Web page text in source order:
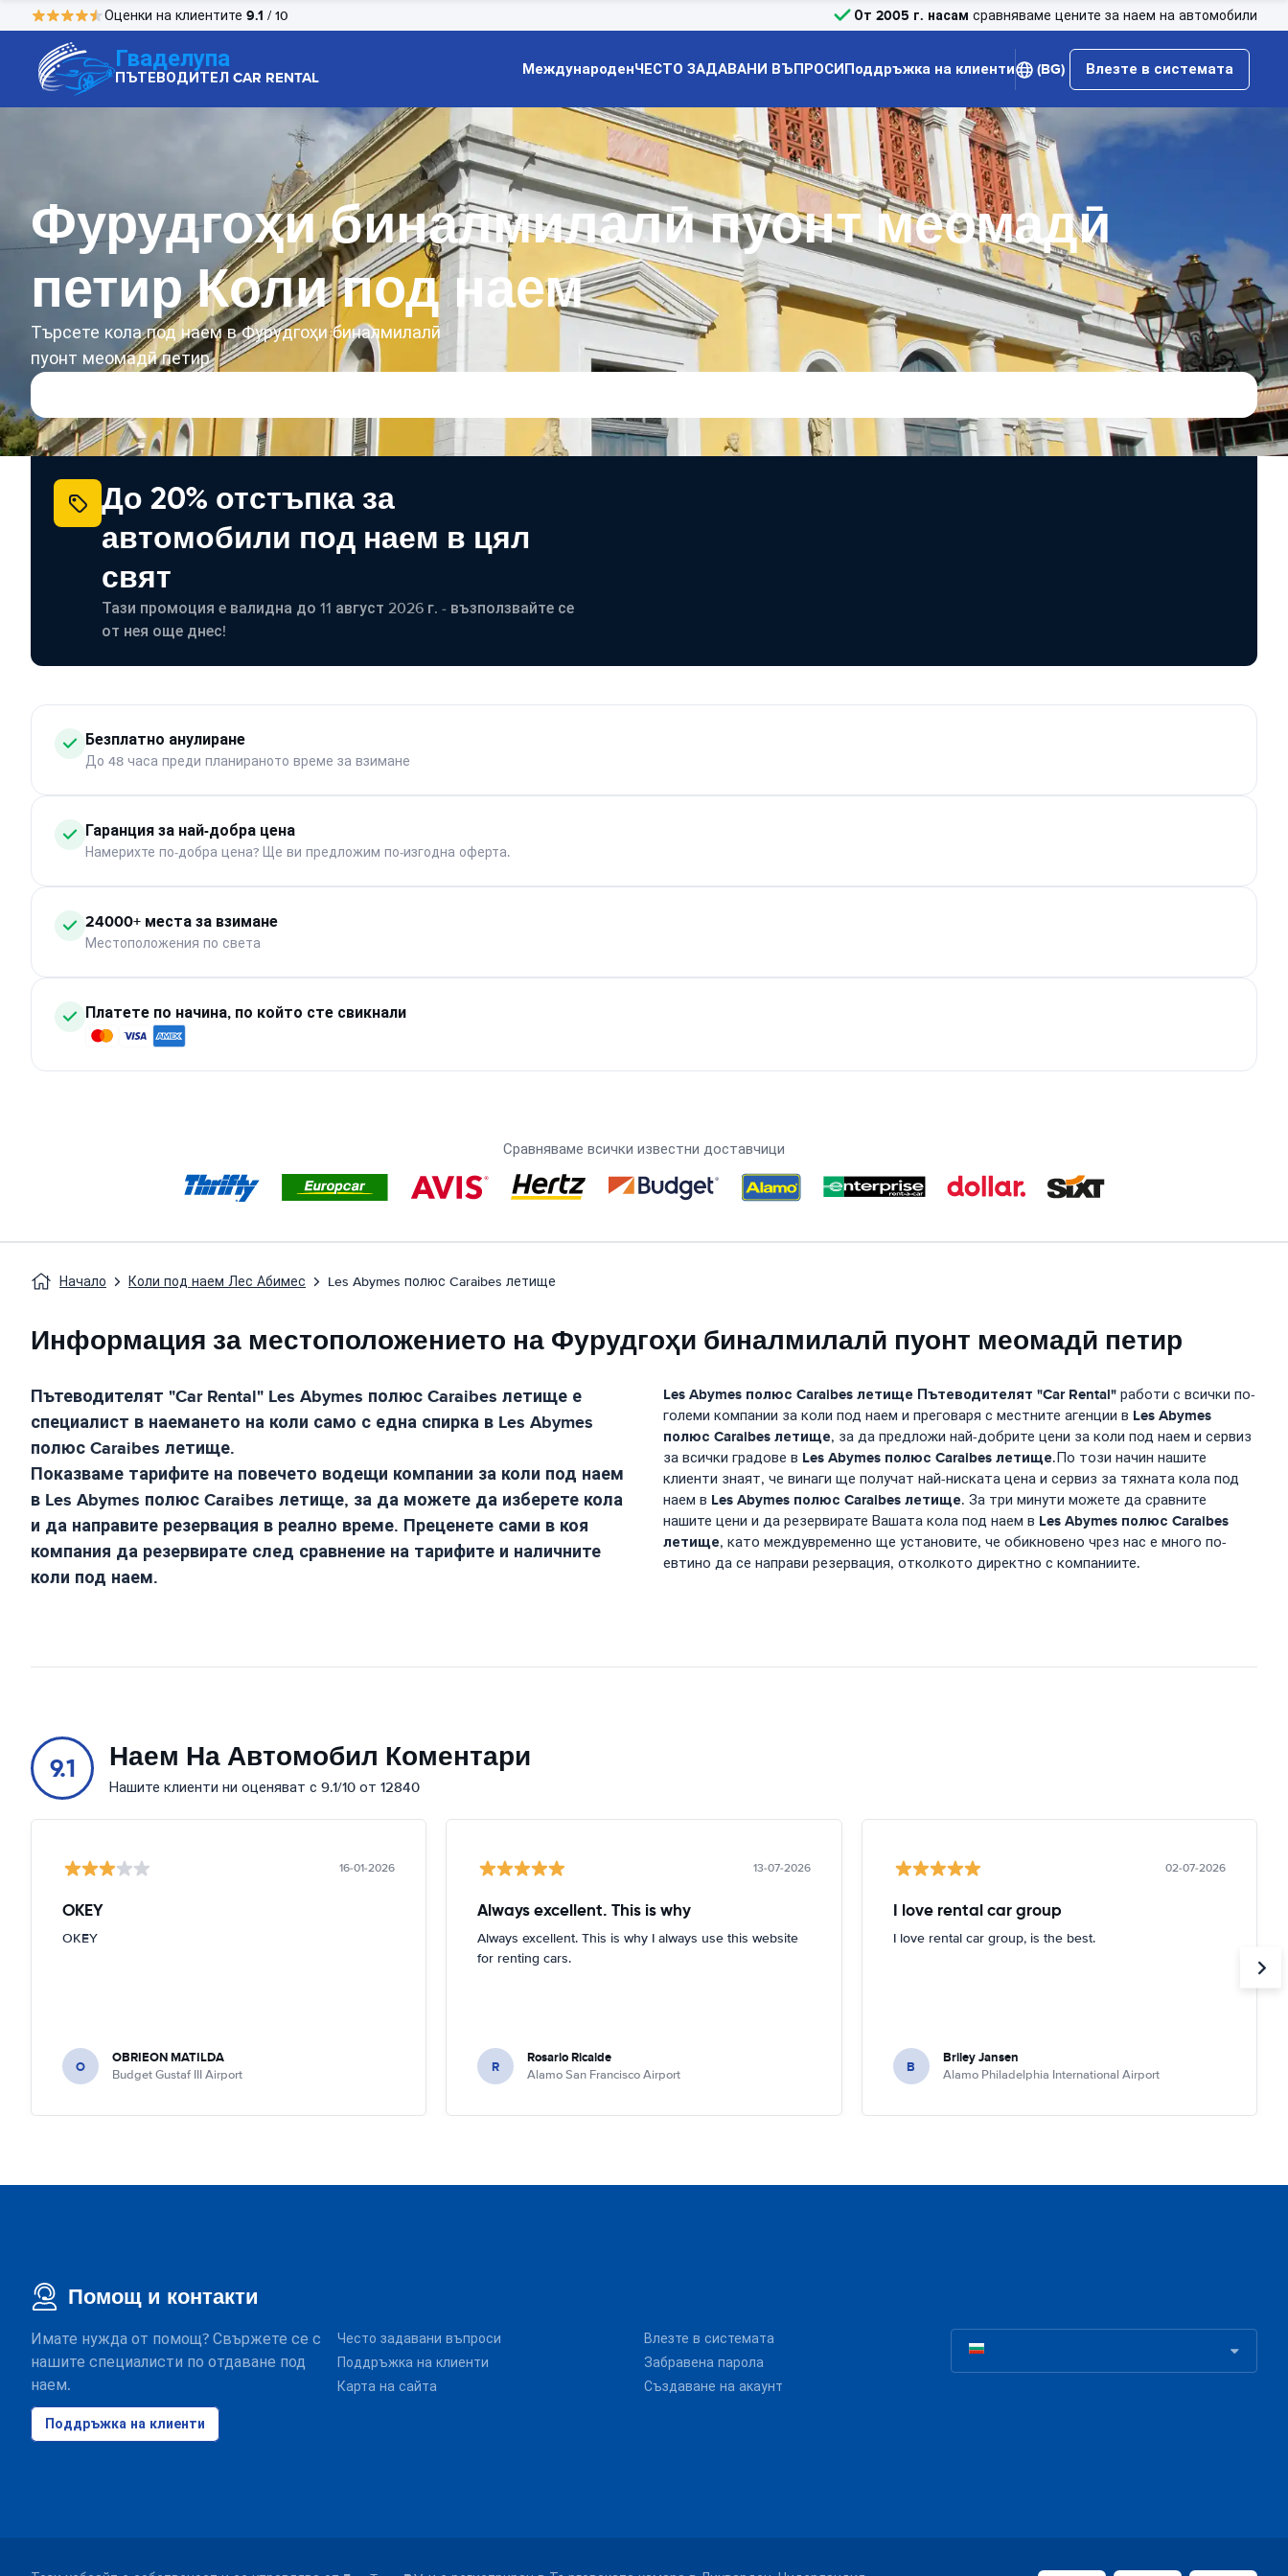
Оценки на клиентите 9.1 / 10 От 2005 г. насам сравняваме цените за наем на автомобили
Гваделупа
ПЪТЕВОДИТЕЛ CAR RENTAL МеждународенЧЕСТО ЗАДАВАНИ ВЪПРОСИПоддръжка на клиенти (BG) Влезте в системата
Фурудгоҳи бин‌алмилалӣ пуонт меомадӣ
петир Коли под наем
Търсете кола под наем в Фурудгоҳи бин‌алмилалӣ
пуонт меомадӣ петир
До 20% отстъпка за
автомобили под наем в цял
свят
Тази промоция е валидна до 11 август 2026 г. - възползвайте се
от нея още днес!
Безплатно анулиране
До 48 часа преди планираното време за взимане
Гаранция за най-добра цена
Намерихте по-добра цена? Ще ви предложим по-изгодна оферта.
24000+ места за взимане
Местоположения по света
Платете по начина, по който сте свикнали
Сравняваме всички известни доставчици
Начало Коли под наем Лес Абимес Les Abymes полюс Caraibes летище
Информация за местоположението на Фурудгоҳи бин‌алмилалӣ пуонт меомадӣ петир
Пътеводителят "Car Rental" Les Abymes полюс Caraibes летище е
специалист в наемането на коли само с една спирка в Les Abymes
полюс Caraibes летище.
Показваме тарифите на повечето водещи компании за коли под наем
в Les Abymes полюс Caraibes летище, за да можете да изберете кола
и да направите резервация в реално време. Преценете сами в коя
компания да резервирате след сравнение на тарифите и наличните
коли под наем.
Les Abymes полюс Caraibes летище Пътеводителят "Car Rental" работи с всички по-
големи компании за коли под наем и преговаря с местните агенции в Les Abymes
полюс Caraibes летище, за да предложи най-добрите цени за коли под наем и сервиз
за всички градове в Les Abymes полюс Caraibes летище.По този начин нашите
клиенти знаят, че винаги ще получат най-ниската цена и сервиз за тяхната кола под
наем в Les Abymes полюс Caraibes летище. За три минути можете да сравните
нашите цени и да резервирате Вашата кола под наем в Les Abymes полюс Caraibes
летище, като междувременно ще установите, че обикновено чрез нас е много по-
евтино да се направи резервация, отколкото директно с компаниите.
9.1 Наем На Автомобил Коментари
Нашите клиенти ни оценяват с 9.1/10 от 12840
16-01-2026
OKEY
OKEY
O OBRIEON MATILDA
Budget Gustaf III Airport
13-07-2026
Always excellent. This is why
Always excellent. This is why I always use this website
for renting cars.
R Rosario Ricalde
Alamo San Francisco Airport
02-07-2026
I love rental car group
I love rental car group, is the best.
B Briley Jansen
Alamo Philadelphia International Airport
Помощ и контакти
Имате нужда от помощ? Свържете се с
нашите специалисти по отдаване под
наем.
Поддръжка на клиенти
Често задавани въпроси
Поддръжка на клиенти
Карта на сайта
Влезте в системата
Забравена парола
Създаване на акаунт